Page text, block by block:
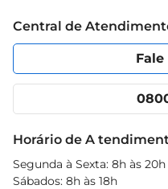
Política de Privacidade
Portal do fornecedor
Cencosud Media
Código de Ética
App Prezunic
Central de
Fale
Horário de A
Segunda à Sexta: 8h às 20h
Sábados: 8h às 18h